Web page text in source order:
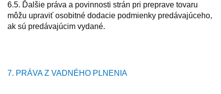
6.5. Ďalšie práva a povinnosti strán pri preprave tovaru
môžu upraviť osobitné dodacie podmienky predávajúceho,
ak sú predávajúcim vydané.
7. PRÁVA Z VADNÉHO PLNENIA